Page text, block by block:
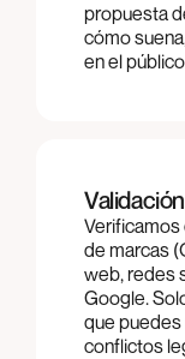
propuesta
cómo
en el
de marcas
web, redes
Google.
que puedes
conflictos